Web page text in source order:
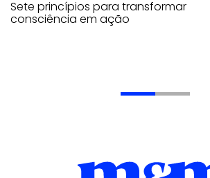
Sete princípios para transformar
consciência em ação